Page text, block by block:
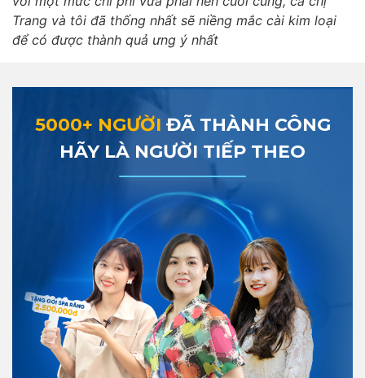
Trang và tôi đã thống nhất sẽ niềng mắc cài kim loại
để có được thành quả ưng ý nhất
5000+ NGƯỜI ĐÃ THÀNH CÔNG
HÃY LÀ NGƯỜI TIẾP THEO